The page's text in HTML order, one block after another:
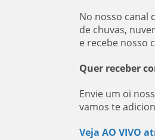
No nosso canal
de chuvas,
e recebe nosso
Quer receber
Envie um oi
vamos te
Veja AO VIVO